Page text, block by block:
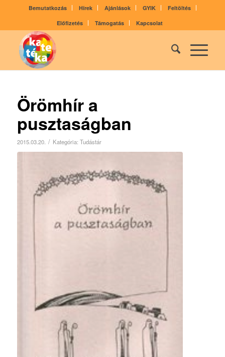
Bemutatkozás Hírek Ajánlások GYIK
Feltöltés
Előfizetés
Támogatás Kapcsolat
Örömhír a
pusztaságban
2015.03.20. / Kategória: Tudástár